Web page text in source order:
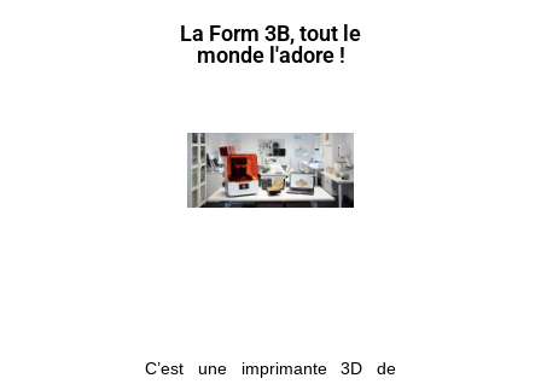
La Form 3B, tout le
monde l'adore !
C’est une imprimante 3D de